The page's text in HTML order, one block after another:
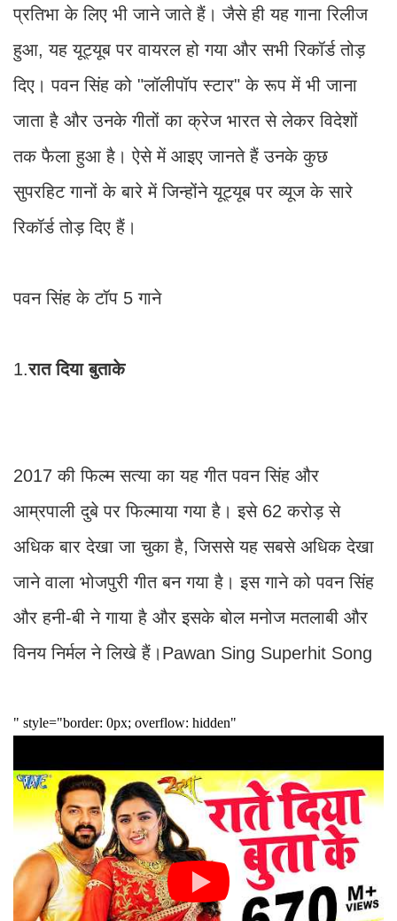
प्रतिभा के लिए भी जाने जाते हैं। जैसे ही यह गाना रिलीज
हुआ, यह यूट्यूब पर वायरल हो गया और सभी रिकॉर्ड तोड़
दिए। पवन सिंह को "लॉलीपॉप स्टार" के रूप में भी जाना
जाता है और उनके गीतों का क्रेज भारत से लेकर विदेशों
तक फैला हुआ है। ऐसे में आइए जानते हैं उनके कुछ
सुपरहिट गानों के बारे में जिन्होंने यूट्यूब पर व्यूज के सारे
रिकॉर्ड तोड़ दिए हैं।
पवन सिंह के टॉप 5 गाने
1.रात दिया बुताके
2017 की फिल्म सत्या का यह गीत पवन सिंह और
आम्रपाली दुबे पर फिल्माया गया है। इसे 62 करोड़ से
अधिक बार देखा जा चुका है, जिससे यह सबसे अधिक देखा
जाने वाला भोजपुरी गीत बन गया है। इस गाने को पवन सिंह
और हनी-बी ने गाया है और इसके बोल मनोज मतलाबी और
विनय निर्मल ने लिखे हैं।Pawan Sing Superhit Song